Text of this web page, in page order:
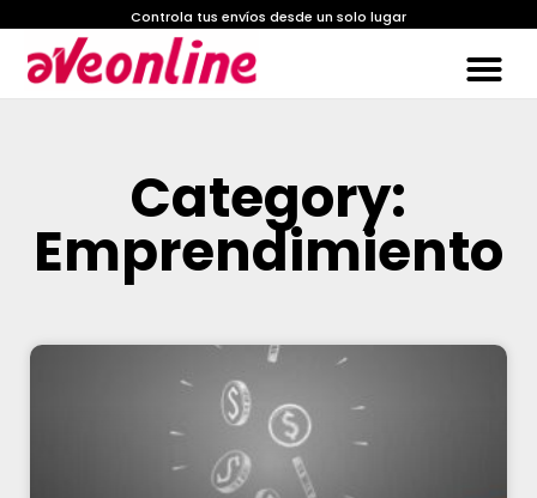
Controla tus envíos desde un solo lugar
Category:
Emprendimiento